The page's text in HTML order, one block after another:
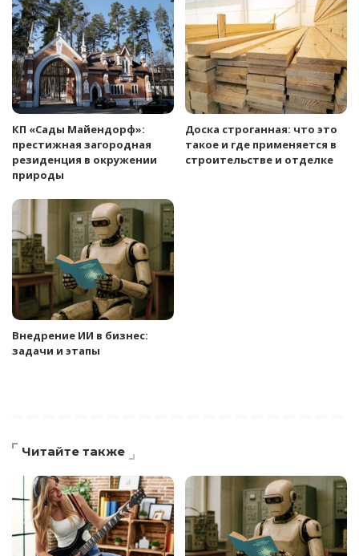
КП «Сады Майендорф»:
престижная загородная
резиденция в окружении
природы
Доска строганная: что это
такое и где применяется в
строительстве и отделке
Внедрение ИИ в бизнес:
задачи и этапы
Читайте также